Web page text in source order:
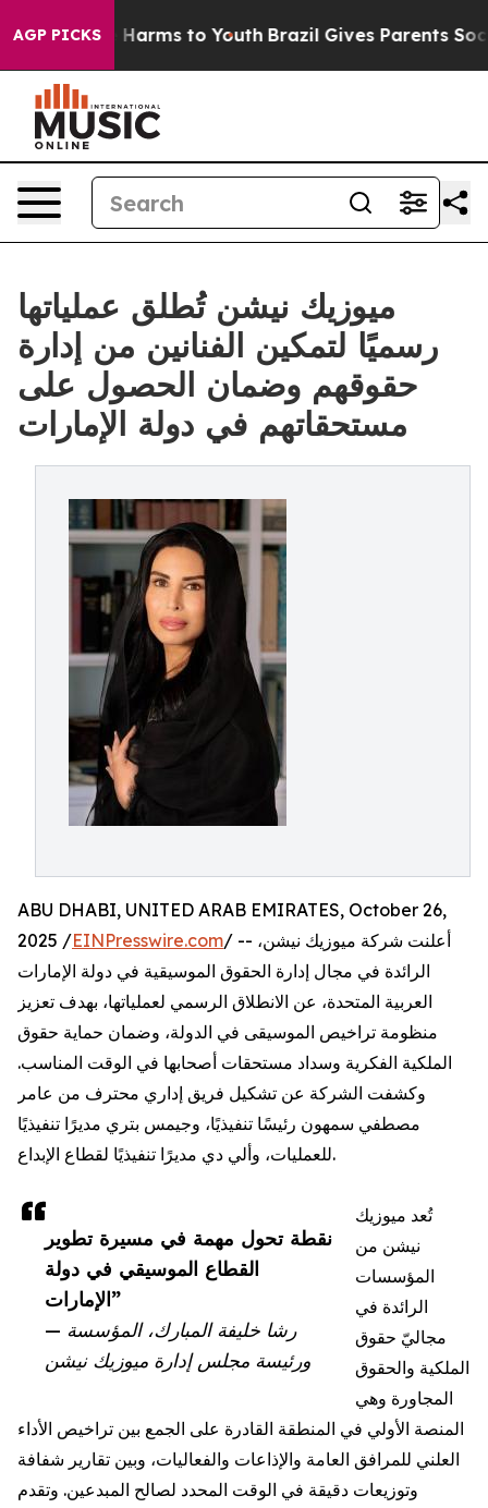
AGP PICKS
Abate Harms to Youth Brazil Gives Parents Social
ميوزيك نيشن تُطلق عملياتها
رسميًا لتمكين الفنانين من إدارة
حقوقهم وضمان الحصول على
مستحقاتهم في دولة الإمارات
نقطة تحول مهمة في مسيرة تطوير
القطاع الموسيقي في دولة
الإمارات”
— رشا خليفة المبارك، المؤسسة
ورئيسة مجلس إدارة ميوزيك نيشن
ABU DHABI, UNITED ARAB EMIRATES, October 26,
2025 /EINPresswire.com/ -- أعلنت شركة ميوزيك نيشن،
الرائدة في مجال إدارة الحقوق الموسيقية في دولة الإمارات
العربية المتحدة، عن الانطلاق الرسمي لعملياتها، بهدف تعزيز
منظومة تراخيص الموسيقى في الدولة، وضمان حماية حقوق
الملكية الفكرية وسداد مستحقات أصحابها في الوقت المناسب.
وكشفت الشركة عن تشكيل فريق إداري محترف من عامر
مصطفي سمهون رئيسًا تنفيذيًا، وجيمس بتري مديرًا تنفيذيًا
للعمليات، وألي دي مديرًا تنفيذيًا لقطاع الإبداع.
تُعد ميوزيك
نيشن من
المؤسسات
الرائدة في
مجاليّ حقوق
الملكية والحقوق
المجاورة وهي
المنصة الأولي في المنطقة القادرة على الجمع بين تراخيص الأداء
العلني للمرافق العامة والإذاعات والفعاليات، وبين تقارير شفافة
وتوزيعات دقيقة في الوقت المحدد لصالح المبدعين. وتقدم